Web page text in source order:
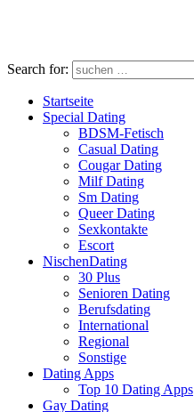
Search for:
Startseite
Special Dating
BDSM-Fetisch
Casual Dating
Cougar Dating
Milf Dating
Sm Dating
Queer Dating
Sexkontakte
Escort
NischenDating
30 Plus
Senioren Dating
Berufsdating
International
Regional
Sonstige
Dating Apps
Top 10 Dating Apps
Gay Dating